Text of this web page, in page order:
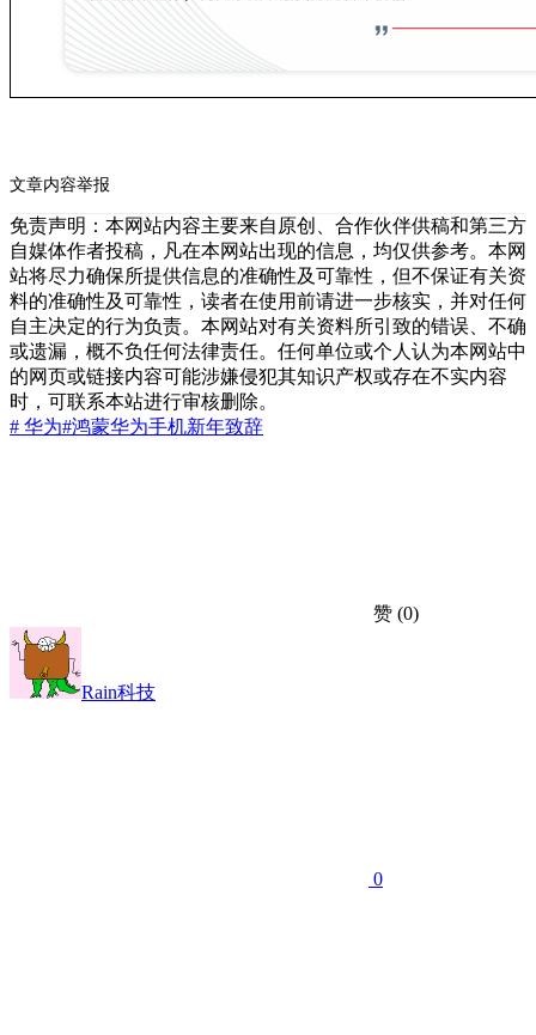
文章内容举报
免责声明：本网站内容主要来自原创、合作伙伴供稿和第三方
自媒体作者投稿，凡在本网站出现的信息，均仅供参考。本网
站将尽力确保所提供信息的准确性及可靠性，但不保证有关资
料的准确性及可靠性，读者在使用前请进一步核实，并对任何
自主决定的行为负责。本网站对有关资料所引致的错误、不确
或遗漏，概不负任何法律责任。任何单位或个人认为本网站中
的网页或链接内容可能涉嫌侵犯其知识产权或存在不实内容
时，可联系本站进行审核删除。
# 华为#鸿蒙华为手机新年致辞
赞 (0)
Rain科技
0